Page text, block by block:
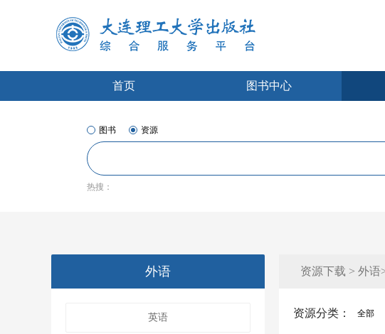
首页 图书中心
图书 资源
热搜：
外语
英语
资源下载 > 外语
资源分类： 全部